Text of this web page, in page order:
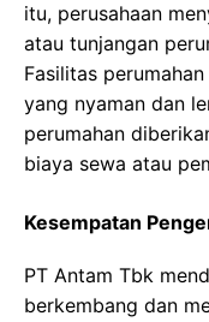
itu, perusahaan
atau tunjangan
Fasilitas
yang nyaman dan
perumahan
biaya sewa atau
Kesempatan
PT Antam Tbk
berkembang dan